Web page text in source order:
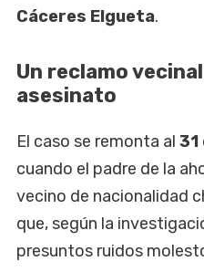
Cáceres Elgueta.
Un reclamo
asesinato
El caso se remonta al 31
cuando el padre de la
vecino de nacionalidad
que, según la
presuntos ruidos